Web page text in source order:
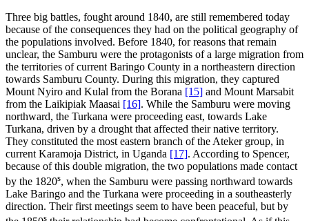
Three big battles, fought around 1840, are still remembered today
because of the consequences they had on the political geography of
the populations involved. Before 1840, for reasons that remain
unclear, the Samburu were the protagonists of a large migration from
the territories of current Baringo County in a northeastern direction
towards Samburu County. During this migration, they captured
Mount Nyiro and Kulal from the Borana [15] and Mount Marsabit
from the Laikipiak Maasai [16]. While the Samburu were moving
northward, the Turkana were proceeding east, towards Lake
Turkana, driven by a drought that affected their native territory.
They constituted the most eastern branch of the Ateker group, in
current Karamoja District, in Uganda [17]. According to Spencer,
because of this double migration, the two populations made contact
by the 1820s, when the Samburu were passing northward towards
Lake Baringo and the Turkana were proceeding in a southeasterly
direction. Their first meetings seem to have been peaceful, but by
s